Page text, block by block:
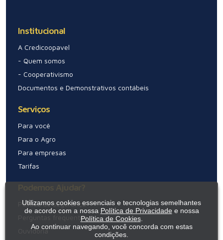
Institucional
A Credicoopavel
- Quem somos
- Cooperativismo
Documentos e Demonstrativos contábeis
Serviços
Para você
Para o Agro
Para empresas
Tarifas
Política de segurança
Perguntas frequentes
Ouvidoria
Utilizamos cookies essenciais e tecnologias semelhantes
de acordo com a nossa Política de Privacidadee nossa
Política de Cookies.
Ao continuar navegando, você concorda com estas
condições.